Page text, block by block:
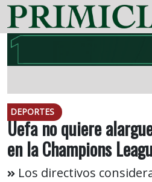
DEPORTES
Uefa no quiere
en la Champions
Los directivos